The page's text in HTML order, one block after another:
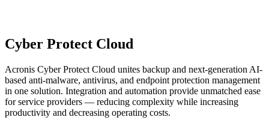
Cyber Protect Cloud
Acronis Cyber Protect Cloud unites backup and next-generation AI-
based anti-malware, antivirus, and endpoint protection management
in one solution. Integration and automation provide unmatched ease
for service providers — reducing complexity while increasing
productivity and decreasing operating costs.